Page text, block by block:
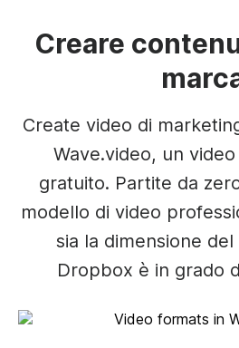
Creare
Create video di
Wave.video, un
gratuito. Partite da
modello di video
sia la dimensione
Dropbox è in grado